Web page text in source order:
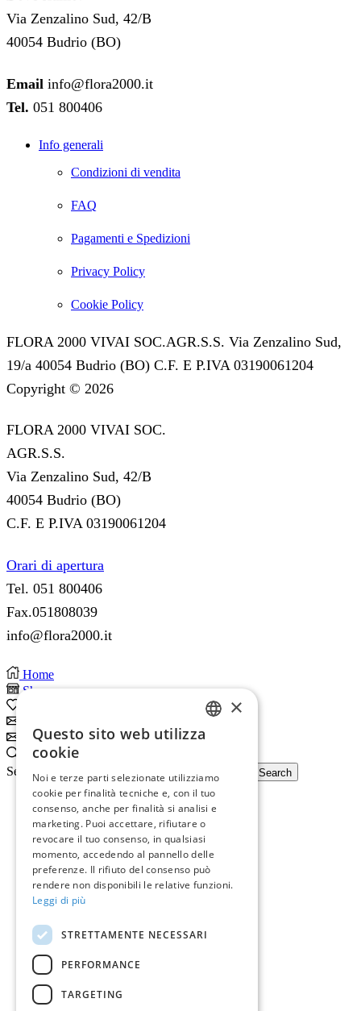
Via Zenzalino Sud, 42/B
40054 Budrio (BO)
Email info@flora2000.it
Tel. 051 800406
Info generali
Condizioni di vendita
FAQ
Pagamenti e Spedizioni
Privacy Policy
Cookie Policy
FLORA 2000 VIVAI SOC.AGR.S.S. Via Zenzalino Sud,
19/a 40054 Budrio (BO) C.F. E P.IVA 03190061204
Copyright © 2026
FLORA 2000 VIVAI SOC.
AGR.S.S.
Via Zenzalino Sud, 42/B
40054 Budrio (BO)
C.F. E P.IVA 03190061204
Orari di apertura
Tel. 051 800406
Fax.051808039
info@flora2000.it
Home
Shop
Subscribe
Search
Search input
Search
×
Questo sito web utilizza
cookie
Noi e terze parti selezionate utilizziamo
cookie per finalità tecniche e, con il tuo
consenso, anche per finalità si analisi e
marketing. Puoi accettare, rifiutare o
revocare il tuo consenso, in qualsiasi
momento, accedendo al pannello delle
preferenze. Il rifiuto del consenso può
rendere non disponibili le relative funzioni.
Leggi di più
STRETTAMENTE NECESSARI
PERFORMANCE
TARGETING